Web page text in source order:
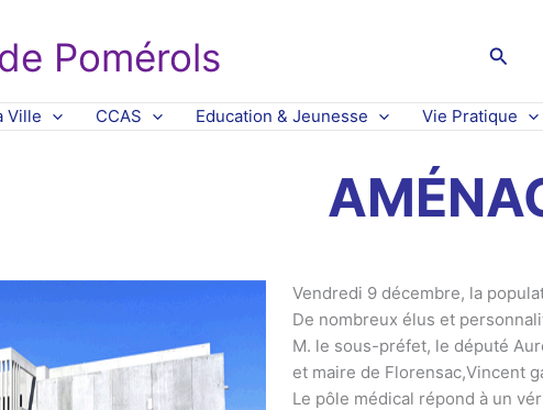
Pomérols
Ville CCAS Education & Jeunesse Vie Pratique
Vendredi 9 décembre, la
De nombreux élus et
M. le sous-préfet, le député
et maire de Florensac,Vincent
Le pôle médical répond à un